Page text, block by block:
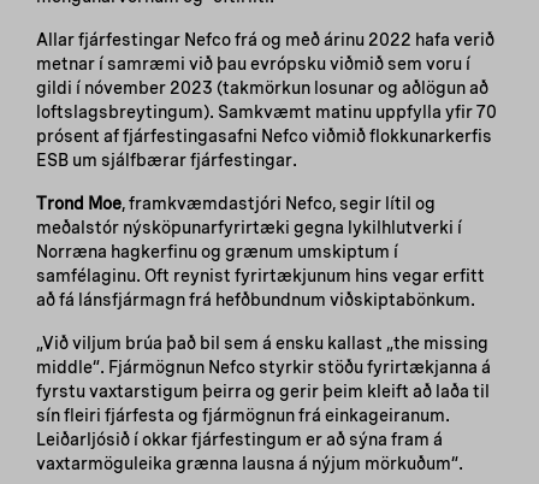
Allar fjárfestingar Nefco frá og með árinu 2022 hafa verið
metnar í samræmi við þau evrópsku viðmið sem voru í
gildi í nóvember 2023 (takmörkun losunar og aðlögun að
loftslagsbreytingum). Samkvæmt matinu uppfylla yfir 70
prósent af fjárfestingasafni Nefco viðmið flokkunarkerfis
ESB um sjálfbærar fjárfestingar.
Trond Moe, framkvæmdastjóri Nefco, segir lítil og
meðalstór nýsköpunarfyrirtæki gegna lykilhlutverki í
Norræna hagkerfinu og grænum umskiptum í
samfélaginu. Oft reynist fyrirtækjunum hins vegar erfitt
að fá lánsfjármagn frá hefðbundnum viðskiptabönkum.
„Við viljum brúa það bil sem á ensku kallast „the missing
middle“. Fjármögnun Nefco styrkir stöðu fyrirtækjanna á
fyrstu vaxtarstigum þeirra og gerir þeim kleift að laða til
sín fleiri fjárfesta og fjármögnun frá einkageiranum.
Leiðarljósið í okkar fjárfestingum er að sýna fram á
vaxtarmöguleika grænna lausna á nýjum mörkuðum“.